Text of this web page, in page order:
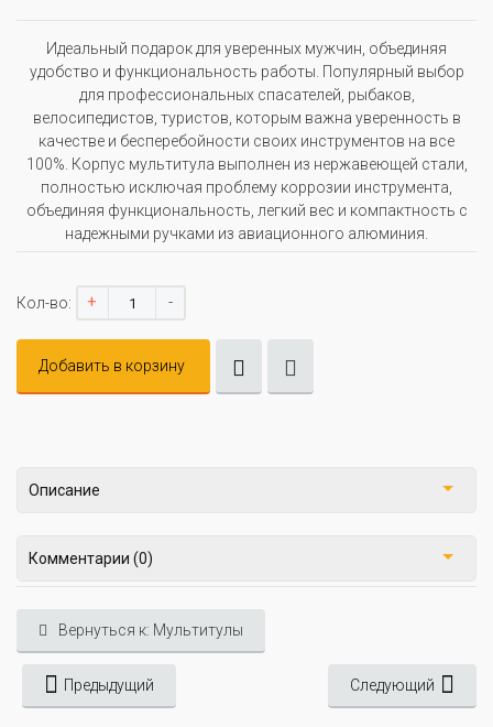
Идеальный подарок для уверенных мужчин, объединяя
удобство и функциональность работы. Популярный выбор
для профессиональных спасателей, рыбаков,
велосипедистов, туристов, которым важна уверенность в
качестве и бесперебойности своих инструментов на все
100%. Корпус мультитула выполнен из нержавеющей стали,
полностью исключая проблему коррозии инструмента,
объединяя функциональность, легкий вес и компактность с
надежными ручками из авиационного алюминия.
Кол-во: + -
Добавить в корзину
Описание
Комментарии (0)
Вернуться к: Мультитулы
Предыдущий Следующий